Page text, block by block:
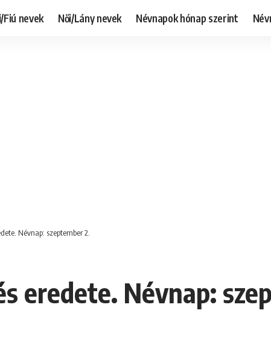
Fiú nevek Női/Lány nevek Névnapok hónap szerint
Névnap: szeptember 2.
eredete. Névnap: